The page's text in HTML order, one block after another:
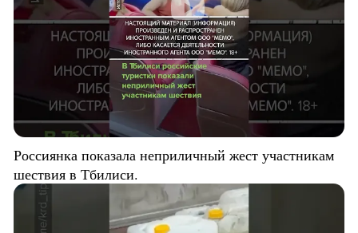
Россиянка показала неприличный жест участникам
шествия в Тбилиси.